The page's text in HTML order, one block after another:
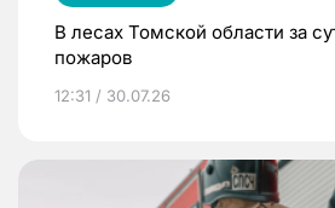
В лесах Томской области за
пожаров
12:31 / 30.07.26